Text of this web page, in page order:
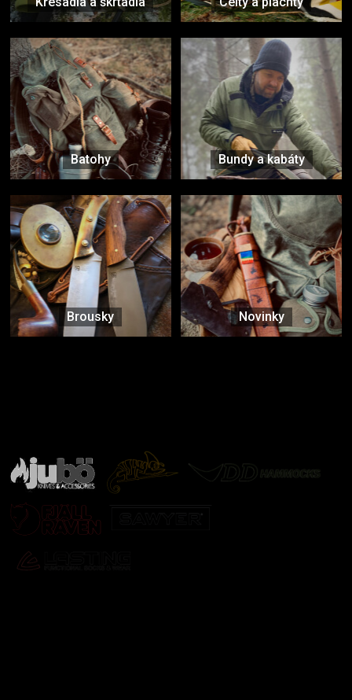
Batohy Bundy a kabáty
Brousky Novinky